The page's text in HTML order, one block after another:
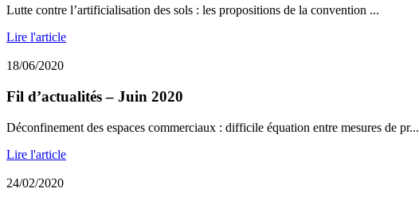
Lutte contre l’artificialisation des sols : les propositions de la convention ...
Lire l'article
18/06/2020
Fil d’actualités – Juin 2020
Déconfinement des espaces commerciaux : difficile équation entre mesures de pr...
Lire l'article
24/02/2020